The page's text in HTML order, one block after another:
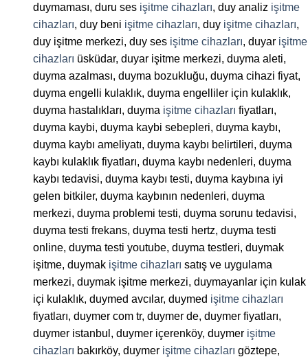
duymaması, duru ses işitme cihazları, duy analiz işitme
cihazları, duy beni işitme cihazları, duy işitme cihazları,
duy işitme merkezi, duy ses işitme cihazları, duyar işitme
cihazları üsküdar, duyar işitme merkezi, duyma aleti,
duyma azalması, duyma bozukluğu, duyma cihazi fiyat,
duyma engelli kulaklık, duyma engelliler için kulaklık,
duyma hastalıkları, duyma işitme cihazları fiyatları,
duyma kaybi, duyma kaybi sebepleri, duyma kaybı,
duyma kaybı ameliyatı, duyma kaybı belirtileri, duyma
kaybı kulaklık fiyatları, duyma kaybı nedenleri, duyma
kaybı tedavisi, duyma kaybı testi, duyma kaybına iyi
gelen bitkiler, duyma kaybının nedenleri, duyma
merkezi, duyma problemi testi, duyma sorunu tedavisi,
duyma testi frekans, duyma testi hertz, duyma testi
online, duyma testi youtube, duyma testleri, duymak
işitme, duymak işitme cihazları satış ve uygulama
merkezi, duymak işitme merkezi, duymayanlar için kulak
içi kulaklık, duymed avcılar, duymed işitme cihazları
fiyatları, duymer com tr, duymer de, duymer fiyatları,
duymer istanbul, duymer içerenköy, duymer işitme
cihazları bakırköy, duymer işitme cihazları göztepe,